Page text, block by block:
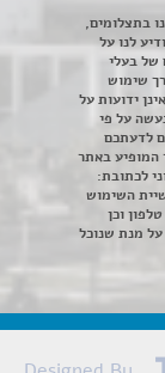
בתצלומים,
לנו על
של בעלי
שימוש
ידועות על
על פי
זכויות יוצרים תשס"ח-2007. אם לדעתכם
המופיע באתר
לכתובת:
השימוש
וכן
על מנת שנוכל